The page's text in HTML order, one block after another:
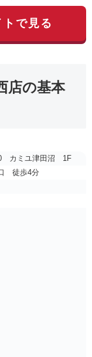
で見る
店の基本
カミユ津田沼 1F
徒歩4分